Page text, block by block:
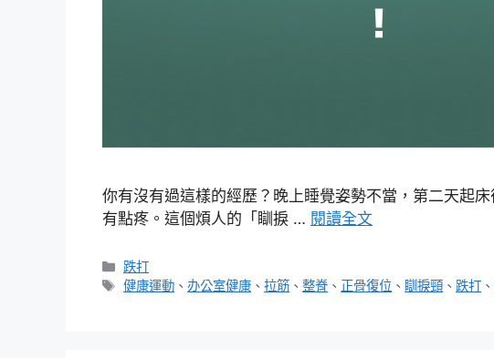
你有沒有過這樣的經歷？晚上睡覺姿勢不當，第二天起
有點疼。這個煩人的「瞓捩 … 閱讀全文
分
類
跌打
標
健康運動 、办公室健康 、拉筋 、整脊 、 正骨復位 、 瞓捩頸 、 跌打 、